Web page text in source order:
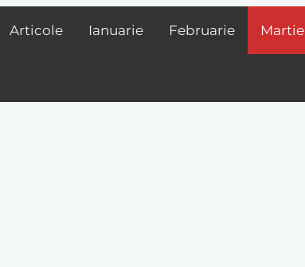
Articole Ianuarie Februarie Martie